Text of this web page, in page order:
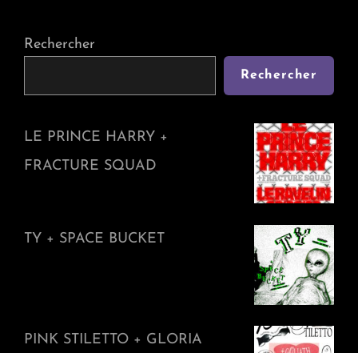
Rechercher
Rechercher
LE PRINCE HARRY +
FRACTURE SQUAD
TY + SPACE BUCKET
PINK STILETTO + GLORIA